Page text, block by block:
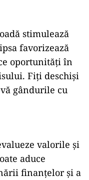
stimulează
favorizează
oportunități în
Fiți deschiși
gândurile cu
valorile și
aduce
finanțelor și a